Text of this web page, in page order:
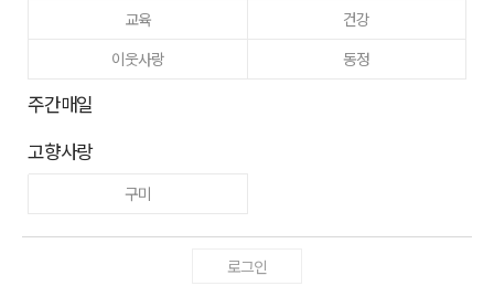
교육
건강
이웃사랑
동정
주간매일
고향사랑
구미
로그인